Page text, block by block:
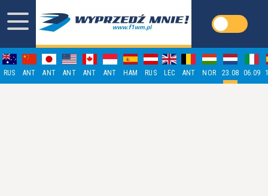
RUS ANT ANT ANT ANT ANT HAM RUS LEC ANT NOR 23.08 06.09